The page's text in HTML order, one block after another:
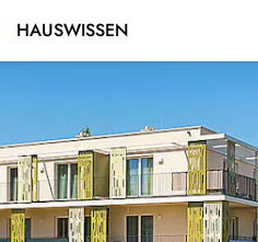
HAUSWISSEN